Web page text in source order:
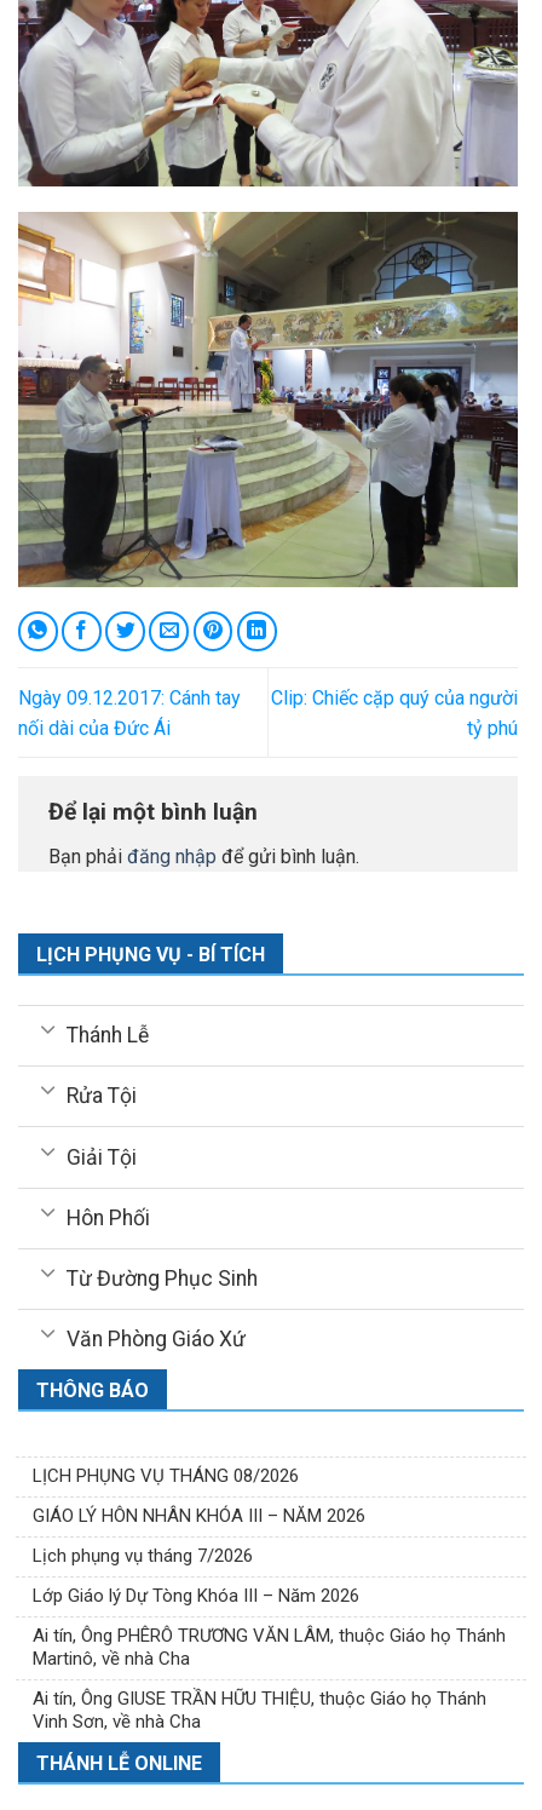
Ngày 09.12.2017: Cánh tay
nối dài của Đức Ái
Clip: Chiếc cặp quý của người
tỷ phú
Để lại một bình luận
Bạn phải đăng nhập để gửi bình luận.
LỊCH PHỤNG VỤ - BÍ TÍCH
Thánh Lễ
Rửa Tội
Giải Tội
Hôn Phối
Từ Đường Phục Sinh
Văn Phòng Giáo Xứ
THÔNG BÁO
LỊCH PHỤNG VỤ THÁNG 08/2026
GIÁO LÝ HÔN NHÂN KHÓA III – NĂM 2026
Lịch phụng vụ tháng 7/2026
Lớp Giáo lý Dự Tòng Khóa III – Năm 2026
Ai tín, Ông PHÊRÔ TRƯƠNG VĂN LÂM, thuộc Giáo họ Thánh
Martinô, về nhà Cha
Ai tín, Ông GIUSE TRẦN HỮU THIỆU, thuộc Giáo họ Thánh
Vinh Sơn, về nhà Cha
THÁNH LỄ ONLINE